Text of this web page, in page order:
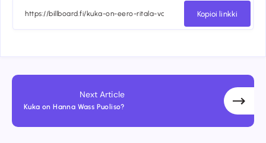
Facebook
Twitter
Whatsapp
Kopioi linkki
Next Article
Kuka on Hanna Wass Puoliso?